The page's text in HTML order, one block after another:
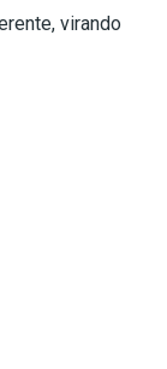
virando